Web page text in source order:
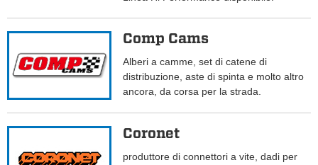
Comp Cams
Alberi a camme, set di catene di
distribuzione, aste di spinta e molto altro
ancora, da corsa per la strada.
Coronet
produttore di connettori a vite, dadi per